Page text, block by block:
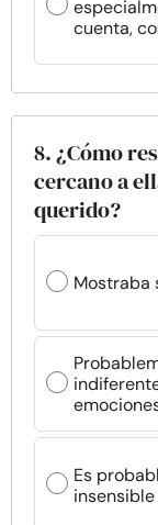
cuenta,
8. ¿Cómo
cercano a
querido?
Mostraba
Es
insensible